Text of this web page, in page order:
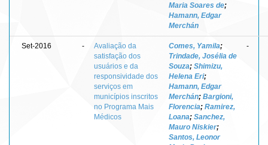
Maria Soares de;
Hamann, Edgar
Merchán
Set-2016 -
Avaliação da
satisfação dos
usuários e da
responsividade dos
serviços em
municípios inscritos
no Programa Mais
Médicos
Comes, Yamila;
Trindade, Josélia de
Souza; Shimizu,
Helena Eri;
Hamann, Edgar
Merchán; Bargioni,
Florencia; Ramirez,
Loana; Sanchez,
Mauro Niskier;
Santos, Leonor
-